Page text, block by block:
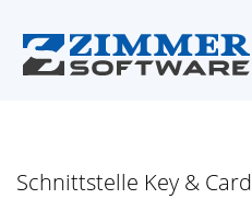
Schnittstelle Key & Card